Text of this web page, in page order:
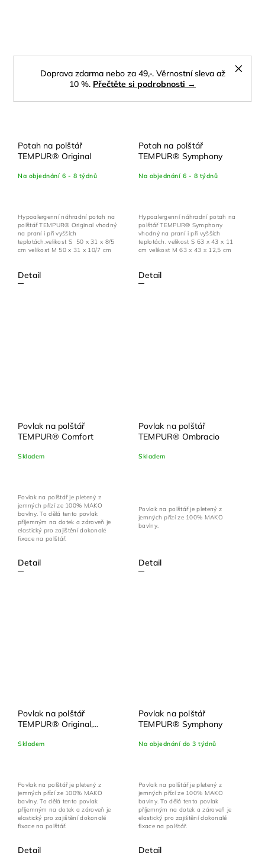
Doprava zdarma nebo za 49,-. Věrnostní sleva až
10 %. Přečtěte si podrobnosti →
Potah na polštář
TEMPUR® Original
Na objednání 6 - 8 týdnů
Detail
Hypoalergenní náhradní potah na
polštář TEMPUR® Original vhodný
na praní i při vyšších
teplotách.velikost S 50 x 31 x 8/5
cm velikost M 50 x 31 x 10/7 cm
Potah na polštář
TEMPUR® Symphony
Na objednání 6 - 8 týdnů
Detail
Hypoalergenní náhradní potah na
polštář TEMPUR® Symphony
vhodný na praní i při vyšších
teplotách. velikost S 63 x 43 x 11
cm velikost M 63 x 43 x 12,5 cm
Povlak na polštář
TEMPUR® Comfort
Skladem
Detail
Povlak na polštář je pletený z
jemných přízí ze 100% MAKO
bavlny. To dělá tento povlak
příjemným na dotek a zároveň je
elastický pro zajištění dokonalé
fixace na polštář.
Povlak na polštář
TEMPUR® Ombracio
Skladem
Detail
Povlak na polštář je pletený z
jemných přízí ze 100% MAKO
bavlny.
Povlak na polštář
TEMPUR® Original,
Skladem
Detail
Povlak na polštář je pletený z
jemných přízí ze 100% MAKO
bavlny. To dělá tento povlak
příjemným na dotek a zároveň je
elastický pro zajištění dokonalé
fixace na polštář.
Povlak na polštář
TEMPUR® Symphony
Na objednání do 3 týdnů
Detail
Povlak na polštář je pletený z
jemných přízí ze 100% MAKO
bavlny. To dělá tento povlak
příjemným na dotek a zároveň je
elastický pro zajištění dokonalé
fixace na polštář.